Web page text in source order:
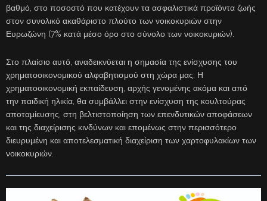
βαθμό, στο ποσοστό που κατέχουν τα ασφαλιστικά προϊόντα ζωής
στον συνολικό ακαθάριστο πλούτο των νοικοκυριών στην
Ευρωζώνη (7% κατά μέσο όρο στο σύνολο των νοικοκυριών).
Στο πλαίσιο αυτό, αναδεικνύεται η σημασία της ενίσχυσης του
χρηματοοικονομικού αλφαβητισμού στη χώρα μας. Η
χρηματοοικονομική εκπαίδευση, αρχής γενομένης ακόμα και από
την παιδική ηλικία, θα συμβάλλει στην ενίσχυση της κουλτούρας
αποταμίευσης, στη βελτιστοποίηση των επενδυτικών αποφάσεων
και της διαχείρισης κινδύνων και επομένως στην περισσότερο
διευρυμένη και αποτελεσματική διαχείριση των χαρτοφυλακίων των
νοικοκυριών.